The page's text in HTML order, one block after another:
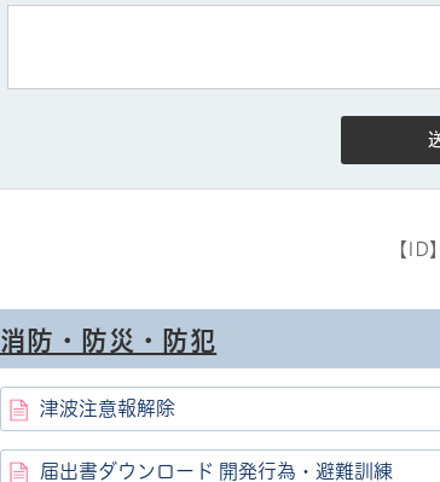
【ID】
消防・防災・防犯
津波注意報解除
届出書ダウンロード 開発行為・避難訓練